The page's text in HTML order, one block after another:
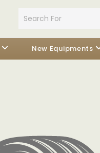
New Equipments